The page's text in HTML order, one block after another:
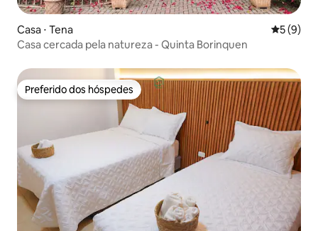
Casa ⋅ Tena 5 de
5 (9)
Casa cercada pela natureza - Quinta Borinquen
Preferido dos hóspedes
Preferido dos hóspedes